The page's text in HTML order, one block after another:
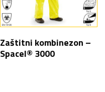
Zaštitni kombinezon –
Spacel® 3000